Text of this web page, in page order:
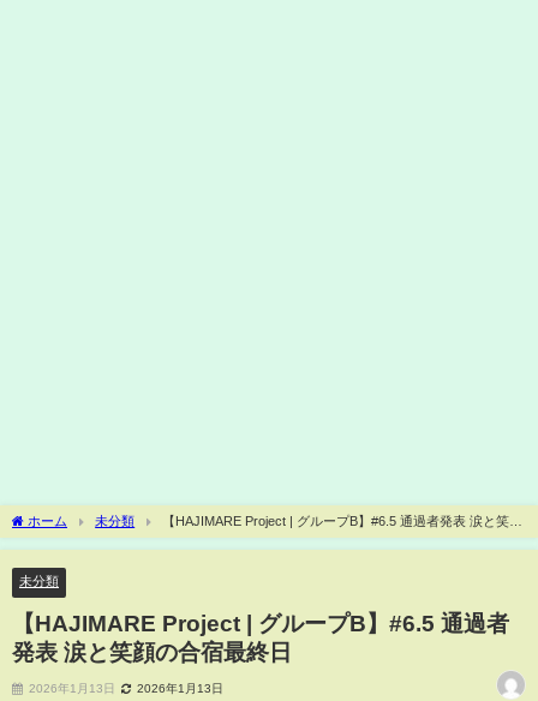
ホーム 未分類
【HAJIMARE Project | グループB】#6.5 通過者発表 涙と笑顔
の合宿最終日
未分類
【HAJIMARE Project | グループB】#6.5 通過者
発表 涙と笑顔の合宿最終日
2026年1月13日 2026年1月13日